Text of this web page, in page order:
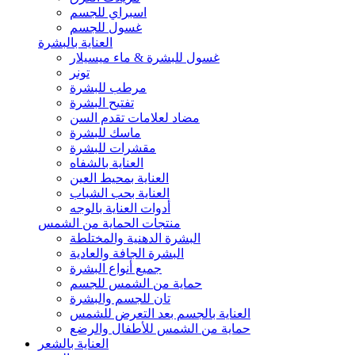
اسبراي للجسم
غسول للجسم
العناية بالبشرة
غسول للبشرة & ماء ميسيلار
تونر
مرطب للبشرة
تفتيح البشرة
مضاد لعلامات تقدم السن
ماسك للبشرة
مقشرات للبشرة
العناية بالشفاه
العناية بمحيط العين
العناية بحب الشباب
أدوات العناية بالوجه
منتجات الحماية من الشمس
البشرة الدهنية والمختلطة
البشرة الجافة والعادية
جميع أنواع البشرة
حماية من الشمس للجسم
تان للجسم والبشرة
العناية بالجسم بعد التعرض للشمس
حماية من الشمس للأطفال والرضع
العناية بالشعر